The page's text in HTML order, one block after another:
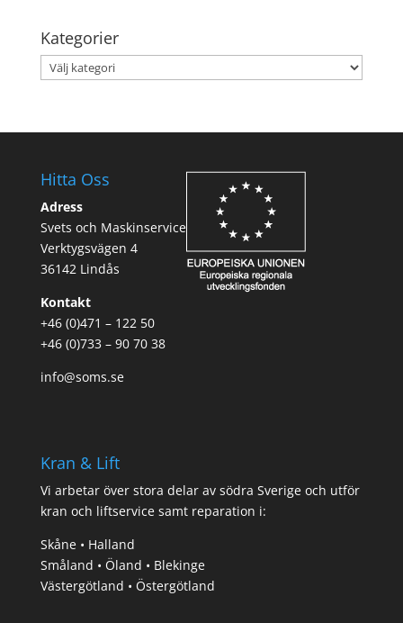
Kategorier
Kategorier
Hitta Oss
Adress
Svets och Maskinservice
Verktygsvägen 4
36142 Lindås
Kontakt
+46 (0)471 – 122 50
+46 (0)733 – 90 70 38
info@soms.se
Kran & Lift
Vi arbetar över stora delar av södra Sverige och utför
kran och liftservice samt reparation i:
Skåne • Halland
Småland • Öland • Blekinge
Västergötland • Östergötland